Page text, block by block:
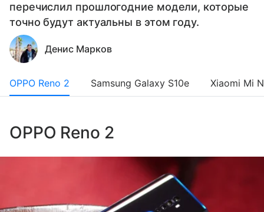
перечислил прошлогодние модели, которые
точно будут актуальны в этом году.
Денис Марков
​​​​​​​OPPO Reno 2 Samsung Galaxy S10e Xiaomi Mi
OPPO Reno 2